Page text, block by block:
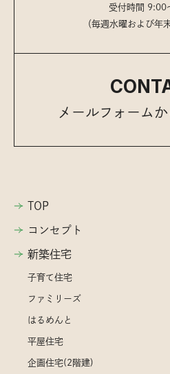
受付時間 9:00
（毎週水曜および年
メールフォーム
TOP
コンセプト
新築住宅
子育て住宅
ファミリーズ
はるめんと
平屋住宅
企画住宅(2階建)